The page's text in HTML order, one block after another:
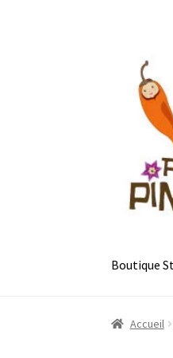
navigation
contenu
Boutique
Accueil